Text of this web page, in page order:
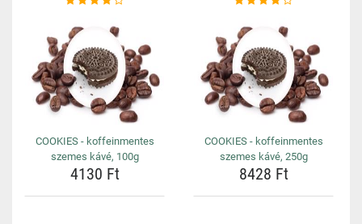
COOKIES - koffeinmentes
szemes kávé, 100g
4130 Ft
COOKIES - koffeinmentes
szemes kávé, 250g
8428 Ft